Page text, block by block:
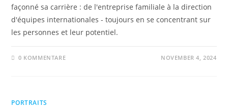
façonné sa carrière : de l'entreprise familiale à la direction
d'équipes internationales - toujours en se concentrant sur
les personnes et leur potentiel.
0 KOMMENTARE NOVEMBER 4, 2024
PORTRAITS